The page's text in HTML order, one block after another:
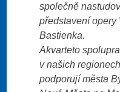
společně
představení opery
Bastienka.
Akvarteto
v našich
podporují města